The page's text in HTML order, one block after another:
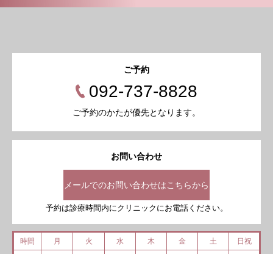
お問い合わせ
メールでのお問い合わせはこちらから
予約は診療時間内にクリニックにお電話ください。
ご予約
092-737-8828
ご予約のかたが優先となります。
時間 月 火 水 木 金 土 日祝